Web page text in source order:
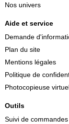
Nos univers
Aide et service
Demande
Plan du site
Mentions légales
Politique de
Photocopieuse
Outils
Suivi de